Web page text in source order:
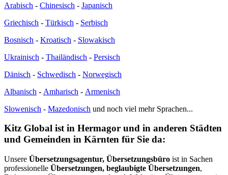
Arabisch - Chinesisch - Japanisch
Griechisch - Türkisch - Serbisch
Bosnisch - Kroatisch - Slowakisch
Ukrainisch - Thailändisch - Persisch
Dänisch - Schwedisch - Norwegisch
Albanisch - Amharisch - Armenisch
Slowenisch - Mazedonisch und noch viel mehr Sprachen...
Kitz Global ist in Hermagor und in anderen Städten
und Gemeinden in Kärnten für Sie da:
Unsere Übersetzungsagentur, Übersetzungsbüro ist in Sachen
professionelle Übersetzungen, beglaubigte Übersetzungen,